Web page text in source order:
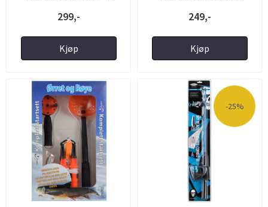
299,-
Kjøp
249,-
Kjøp
-25%